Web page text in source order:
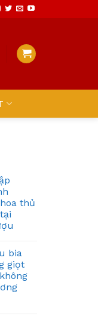
thủ
bia
giọt